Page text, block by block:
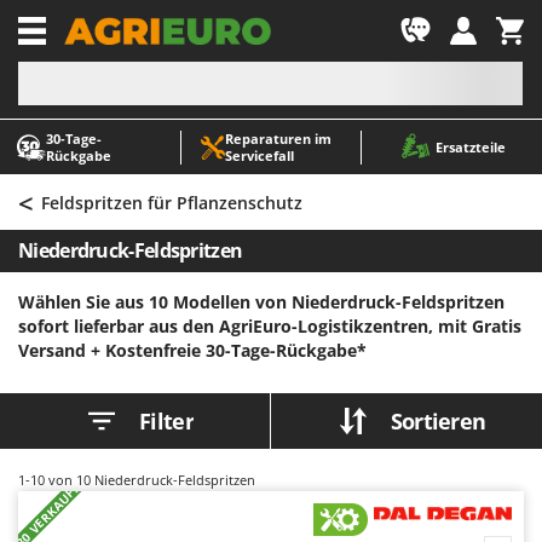
30‑Tage-
Rückgabe
Reparaturen im
Servicefall
Ersatzteile
-1
A
Abbeermaschinen - Traubenmühlen
Abfüllgeräte
Akku Gartenscheren
Akku Gras- und Strauchscheren
Akku-Stichsägen
Allzwecktransporter - Motorschubkarren
Anbaubagger Heckbagger für Traktoren
Arbeitsschutzkleidung
Aschesauger
Astkettensägen - Hochentaster
A
ABAC
AgriEuro Premium
AgriEuro TOP-LINE
AGT
Aima
Airmec
ALA 2000
Alce
Alpina
< Feldspritzen für Pflanzenschutz
Niederdruck-Feldspritzen
Wählen Sie aus 10 Modellen von Niederdruck-Feldspritzen
sofort lieferbar aus den AgriEuro-Logistikzentren, mit Gratis
Versand + Kostenfreie 30-Tage-Rückgabe*
Filter Sortieren
1-10 von 10 Niederdruck-Feldspritzen
+30 VERKAUFT